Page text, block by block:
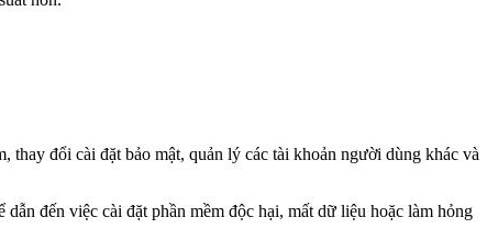
đổi cài đặt bảo mật, quản lý các tài khoản người dùng khác và
đến việc cài đặt phần mềm độc hại, mất dữ liệu hoặc làm hỏng